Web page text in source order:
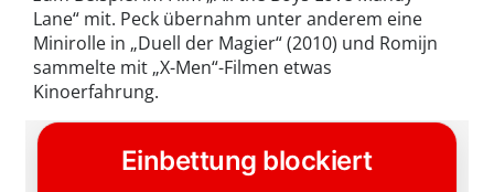
Lane“ mit. Peck übernahm unter anderem eine
Minirolle in „Duell der Magier“ (2010) und Romijn
sammelte mit „X-Men“-Filmen etwas
Kinoerfahrung.